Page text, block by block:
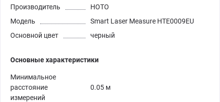
Производитель
HOTO
Модель
Smart Laser Measure HTE0009EU
Основной цвет
черный
Основные характеристики
Минимальное
расстояние
измерений
0.05 м